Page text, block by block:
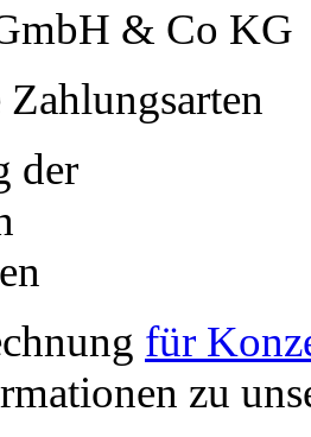
& Co KG
für
zu